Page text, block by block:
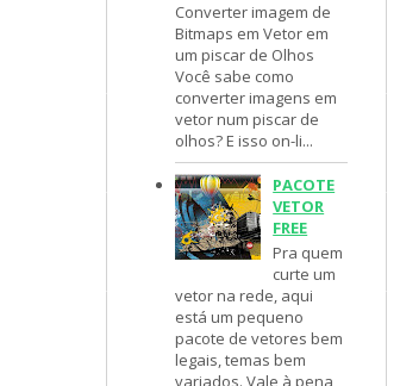
Converter imagem de
Bitmaps em Vetor em
um piscar de Olhos
Você sabe como
converter imagens em
vetor num piscar de
olhos? E isso on-li...
PACOTE
VETOR
FREE
Pra quem
curte um
vetor na rede, aqui
está um pequeno
pacote de vetores bem
legais, temas bem
variados. Vale à pena